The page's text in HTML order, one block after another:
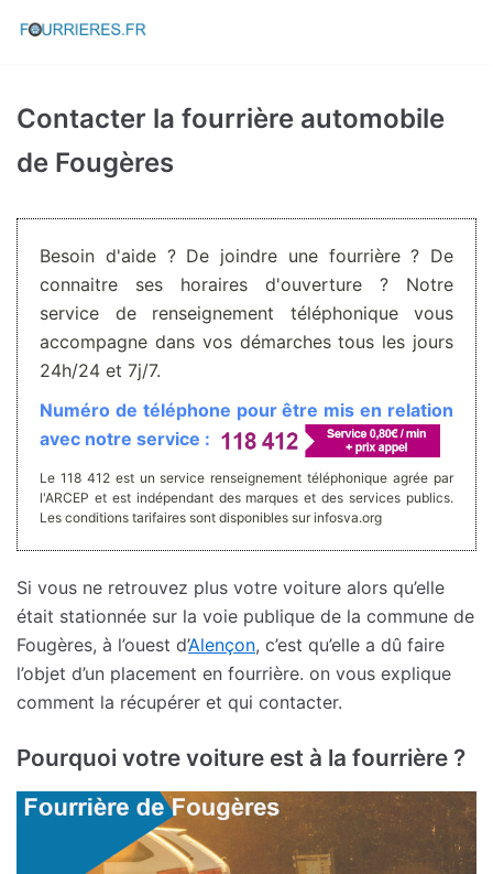
Aller
Contacter la fourrière automobile
de Fougères
Besoin d'aide ? De joindre une fourrière ? De
connaitre ses horaires d'ouverture ? Notre
service de renseignement téléphonique vous
accompagne dans vos démarches tous les jours
24h/24 et 7j/7.
Numéro de téléphone pour être mis en relation
avec notre service :
Le 118 412 est un service renseignement téléphonique agrée par
l'ARCEP et est indépendant des marques et des services publics.
Les conditions tarifaires sont disponibles sur infosva.org
Si vous ne retrouvez plus votre voiture alors qu’elle
était stationnée sur la voie publique de la commune de
Fougères, à l’ouest d’Alençon, c’est qu’elle a dû faire
l’objet d’un placement en fourrière. on vous explique
comment la récupérer et qui contacter.
Pourquoi votre voiture est à la fourrière ?